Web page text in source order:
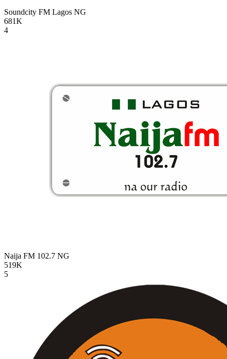
Soundcity FM Lagos NG
681K
4
Naija FM 102.7 NG
519K
5